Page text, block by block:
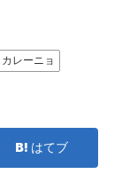
レーニョ
はてブ